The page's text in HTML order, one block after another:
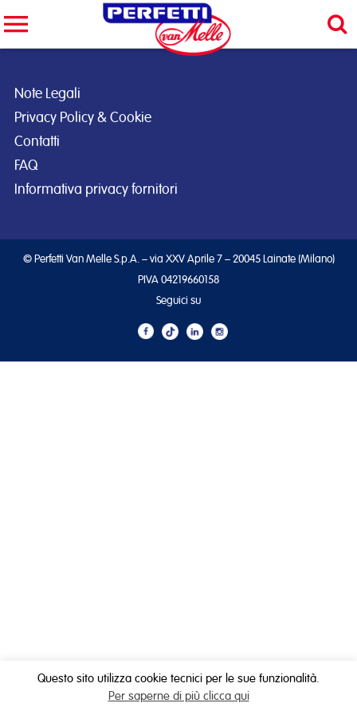
Note Legali
Privacy Policy & Cookie
Contatti
FAQ
Informativa privacy fornitori
© Perfetti Van Melle S.p.A. – via XXV Aprile 7 – 20045 Lainate (Milano)
PIVA 04219660158
Seguici su
Questo sito utilizza cookie tecnici per le sue funzionalità.
Per saperne di più clicca qui